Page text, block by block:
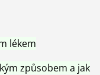
lékem
způsobem a jak